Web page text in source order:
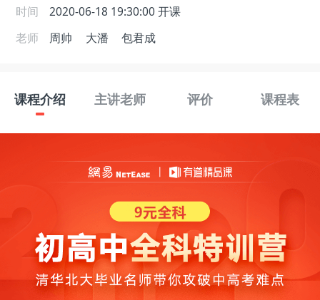
时间 2020-06-18 19:30:00 开课
老师
周帅 大潘 包君成
课程介绍 主讲老师 评价 课程表